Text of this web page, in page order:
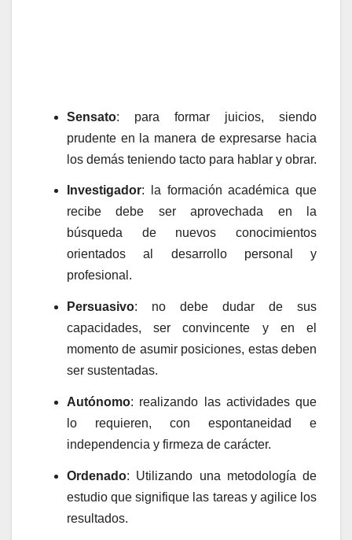
Sensato: para formar juicios, siendo
prudente en la manera de expresarse hacia
los demás teniendo tacto para hablar y obrar.
Investigador: la formación académica que
recibe debe ser aprovechada en la
búsqueda de nuevos conocimientos
orientados al desarrollo personal y
profesional.
Persuasivo: no debe dudar de sus
capacidades, ser convincente y en el
momento de asumir posiciones, estas deben
ser sustentadas.
Autónomo: realizando las actividades que
lo requieren, con espontaneidad e
independencia y firmeza de carácter.
Ordenado: Utilizando una metodología de
estudio que signifique las tareas y agilice los
resultados.